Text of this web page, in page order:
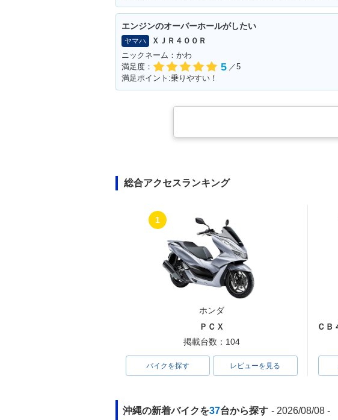
エンジンのオーバーホールがしたい
ヤマハ
ＸＪＲ４００Ｒ
ニックネーム：かわ
満足度：
5 ／5
満足ポイント:乗りやすい！
総合アクセスランキング
1
ホンダ
ＰＣＸ
掲載台数：104
バイクを探す レビューを見る
沖縄の新着バイクを37台から探す - 2026/08/08 -